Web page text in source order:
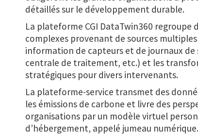
détaillés sur le développement durable.
La plateforme CGI DataTwin360 regroupe
complexes provenant de sources
information de capteurs et de journaux de
centrale de traitement, etc.) et les
stratégiques pour divers intervenants.
La plateforme-service transmet des
les émissions de carbone et livre des
organisations par un modèle virtuel
d’hébergement, appelé jumeau numérique.